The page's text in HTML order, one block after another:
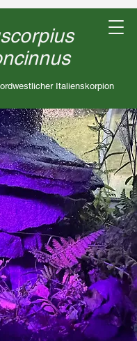
uns
Italienskorpion